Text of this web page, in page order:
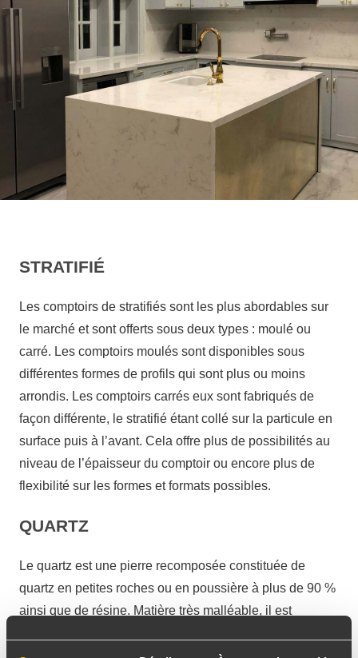
STRATIFIÉ
Les comptoirs de stratifiés sont les plus abordables sur
le marché et sont offerts sous deux types : moulé ou
carré. Les comptoirs moulés sont disponibles sous
différentes formes de profils qui sont plus ou moins
arrondis. Les comptoirs carrés eux sont fabriqués de
façon différente, le stratifié étant collé sur la particule en
surface puis à l’avant. Cela offre plus de possibilités au
niveau de l’épaisseur du comptoir ou encore plus de
flexibilité sur les formes et formats possibles.
QUARTZ
Le quartz est une pierre recomposée constituée de
quartz en petites roches ou en poussière à plus de 90 %
ainsi que de résine. Matière très malléable, il est
l’ajout de différents pigments. Bien que sa résistance à